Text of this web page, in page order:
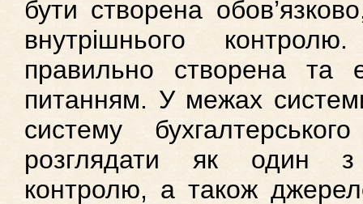
бути створена
внутрішнього
правильно створена та
питанням. У межах
систему
розглядати як один з
контролю, а також